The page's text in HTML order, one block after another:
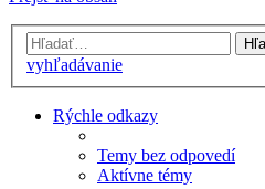
vyhľadávanie
Rýchle odkazy
Temy bez odpovedí
Aktívne témy